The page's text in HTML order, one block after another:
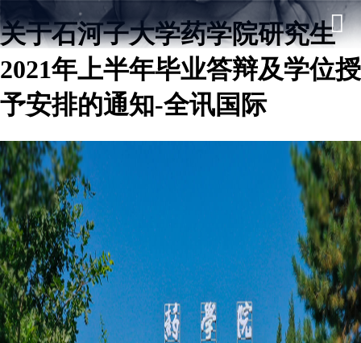
关于石河子大学药学院研究生
2021年上半年毕业答辩及学位授
予安排的通知-全讯国际